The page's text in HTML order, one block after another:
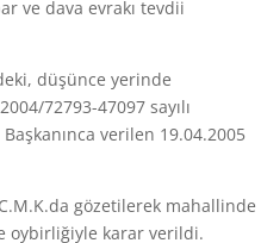
ve dava evrakı tevdii
düşünce yerinde
72793-47097 sayılı
verilen 19.04.2005
gözetilerek mahallinde
oybirliğiyle karar verildi.